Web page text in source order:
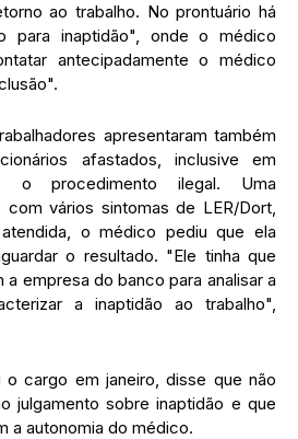
ao trabalho. No prontuário há
para inaptidão", onde o médico
antecipadamente o médico
apresentaram também
afastados, inclusive em
o procedimento ilegal. Uma
com vários sintomas de LER/Dort,
o médico pediu que ela
o resultado. "Ele tinha que
empresa do banco para analisar a
a inaptidão ao trabalho",
o cargo em janeiro, disse que não
julgamento sobre inaptidão e que
a autonomia do médico.